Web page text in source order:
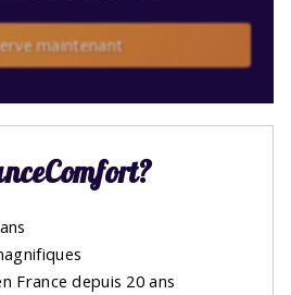
maintenant
France depuis 20 ans